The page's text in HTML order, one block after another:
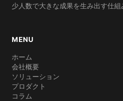
少人数で大きな成果を生み出す仕組
MENU
ホーム
会社概要
ソリューション
プロダクト
コラム